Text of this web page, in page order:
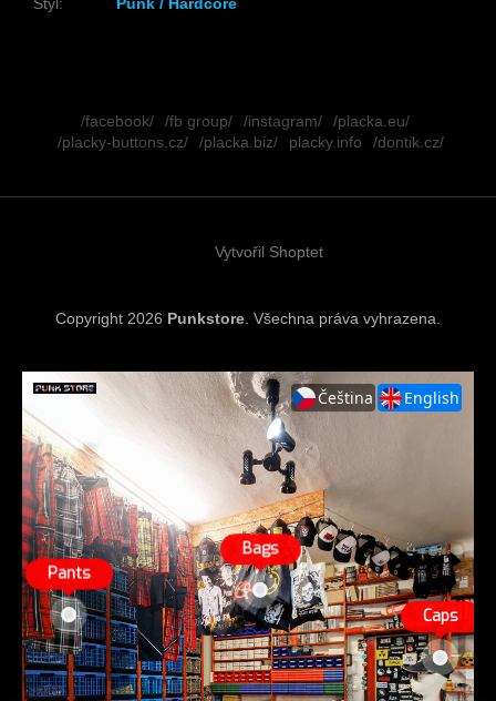
/facebook/ /fb group/ /instagram/
/placka.eu/
/placky-buttons.cz/
/placka.biz/ placky.info /dontik.cz/
Vytvořil Shoptet
Copyright 2026 Punkstore . Všechna práva vyhrazena.